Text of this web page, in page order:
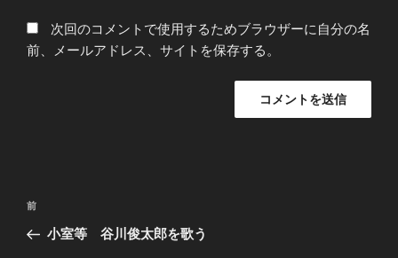
次回のコメントで使用するためブラウザーに自分の名
前、メールアドレス、サイトを保存する。
投
ナ
前
の
前
小室等 谷川俊太郎を歌う